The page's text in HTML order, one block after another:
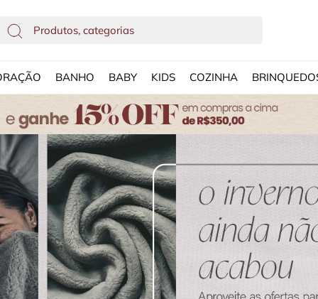
BANHO BABY KIDS COZINHA